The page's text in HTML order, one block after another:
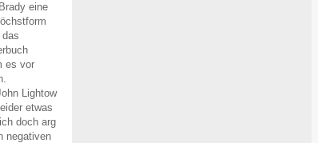
eine
es vor
Lightow
etwas
doch arg
negativen